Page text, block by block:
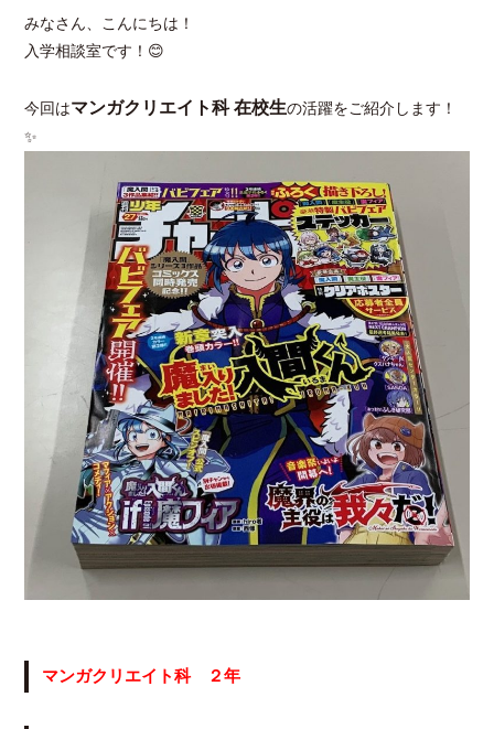
みなさん、こんにちは！
入学相談室です！😊
今回はマンガクリエイト科 在校生の活躍をご紹介します！
✨
マンガクリエイト科 ２年